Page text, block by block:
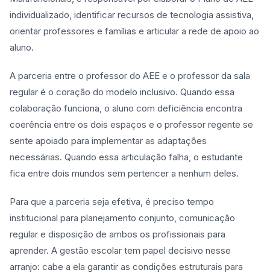
individualizado, identificar recursos de tecnologia assistiva,
orientar professores e famílias e articular a rede de apoio ao
aluno.
A parceria entre o professor do AEE e o professor da sala
regular é o coração do modelo inclusivo. Quando essa
colaboração funciona, o aluno com deficiência encontra
coerência entre os dois espaços e o professor regente se
sente apoiado para implementar as adaptações
necessárias. Quando essa articulação falha, o estudante
fica entre dois mundos sem pertencer a nenhum deles.
Para que a parceria seja efetiva, é preciso tempo
institucional para planejamento conjunto, comunicação
regular e disposição de ambos os profissionais para
aprender. A gestão escolar tem papel decisivo nesse
arranjo: cabe a ela garantir as condições estruturais para